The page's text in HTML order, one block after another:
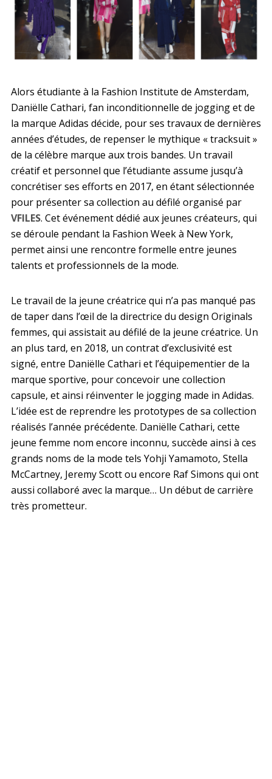
Alors étudiante à la Fashion Institute de Amsterdam,
Daniëlle Cathari, fan inconditionnelle de jogging et de
la marque Adidas décide, pour ses travaux de dernières
années d’études, de repenser le mythique « tracksuit »
de la célèbre marque aux trois bandes. Un travail
créatif et personnel que l’étudiante assume jusqu’à
concrétiser ses efforts en 2017, en étant sélectionnée
pour présenter sa collection au défilé organisé par
VFILES. Cet événement dédié aux jeunes créateurs, qui
se déroule pendant la Fashion Week à New York,
permet ainsi une rencontre formelle entre jeunes
talents et professionnels de la mode.
Le travail de la jeune créatrice qui n’a pas manqué pas
de taper dans l’œil de la directrice du design Originals
femmes, qui assistait au défilé de la jeune créatrice. Un
an plus tard, en 2018, un contrat d’exclusivité est
signé, entre Daniëlle Cathari et l’équipementier de la
marque sportive, pour concevoir une collection
capsule, et ainsi réinventer le jogging made in Adidas.
L’idée est de reprendre les prototypes de sa collection
réalisés l’année précédente. Daniëlle Cathari, cette
jeune femme nom encore inconnu, succède ainsi à ces
grands noms de la mode tels Yohji Yamamoto, Stella
McCartney, Jeremy Scott ou encore Raf Simons qui ont
aussi collaboré avec la marque… Un début de carrière
très prometteur.